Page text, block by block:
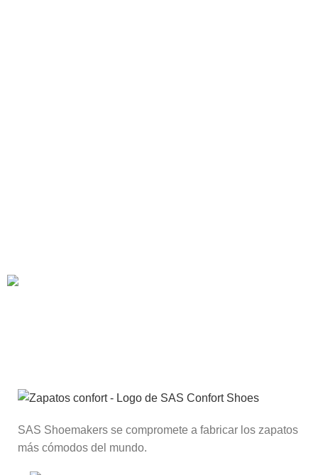
SAS Shoemakers se compromete a fabricar los zapatos
más cómodos del mundo.